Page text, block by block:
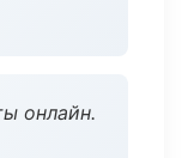
онлайн.